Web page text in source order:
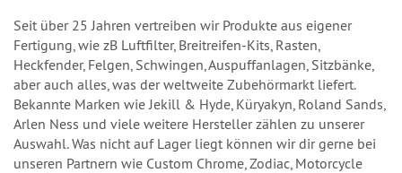
Seit über 25 Jahren vertreiben wir Produkte aus eigener
Fertigung, wie zB Luftfilter, Breitreifen-Kits, Rasten,
Heckfender, Felgen, Schwingen, Auspuffanlagen, Sitzbänke,
aber auch alles, was der weltweite Zubehörmarkt liefert.
Bekannte Marken wie Jekill & Hyde, Küryakyn, Roland Sands,
Arlen Ness und viele weitere Hersteller zählen zu unserer
Auswahl. Was nicht auf Lager liegt können wir dir gerne bei
unseren Partnern wie Custom Chrome, Zodiac, Motorcycle